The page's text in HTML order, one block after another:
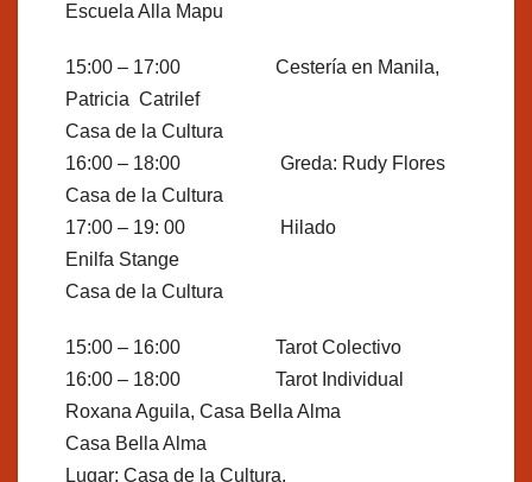
Escuela Alla Mapu
15:00 – 17:00 Cestería en Manila,
Patricia Catrilef
Casa de la Cultura
16:00 – 18:00 Greda: Rudy Flores
Casa de la Cultura
17:00 – 19: 00 Hilado
Enilfa Stange
Casa de la Cultura
15:00 – 16:00 Tarot Colectivo
16:00 – 18:00 Tarot Individual
Roxana Aguila, Casa Bella Alma
Casa Bella Alma
Lugar: Casa de la Cultura.